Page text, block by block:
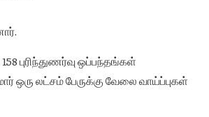
புரிந்துணர்வு ஒப்பந்தங்கள்
ஒரு லட்சம் பேருக்கு வேலை வாய்ப்புகள்